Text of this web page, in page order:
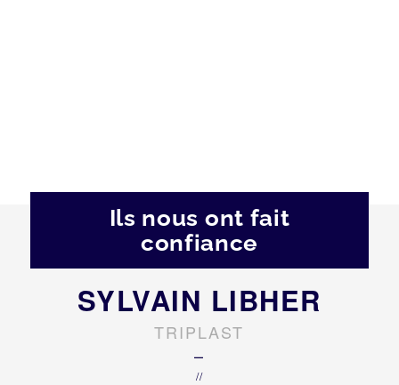
Ils nous ont fait
confiance
SYLVAIN LIBHER
TRIPLAST
–
//